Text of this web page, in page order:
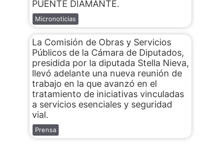
PUENTE DIAMANTE.
Micronoticias
La Comisión de Obras y Servicios
Públicos de la Cámara de Diputados,
presidida por la diputada Stella Nieva,
llevó adelante una nueva reunión de
trabajo en la que avanzó en el
tratamiento de iniciativas vinculadas
a servicios esenciales y seguridad
vial.
Prensa